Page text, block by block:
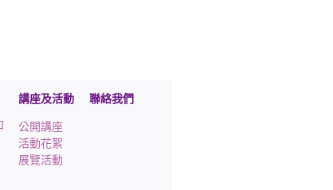
講座及活動
公開講座
活動花絮
展覽活動
聯絡我們